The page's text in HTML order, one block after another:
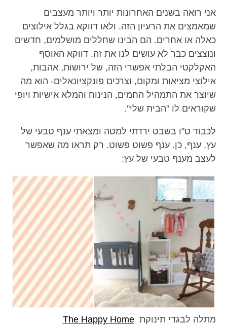
אני רואה בשנים האחרונות יותר ויותר מעצבים
שמאמצים את הרעיון הזה. ולאו דווקא בגלל אילוצים
כאלה או אחרים. הם הבינו שחללים מושלמים, חדשים
ונוצצים כבר לא עושים לנו את זה. דווקא האוסף
האקלקטי הבלתי אפשרי הזה, של ירושות, אהבות,
אילוצי מציאות ומקום, וצרכים פונקציונאלים- הוא מה
שיוצר את התמהיל החמים, הנינוח והמלא אישיות ויופי
שקוראים לו "הבית שלי".
לכבוד ט"ו בשבט ירדתי למטה ומצאתי ענף טבעי של
עץ. ענף, כן. ענף פשוט פשוט. רק תראו מה שאפשר
לעצב מענף טבעי של עץ:
מתלה לבגדי תינוקתThe Happy Home